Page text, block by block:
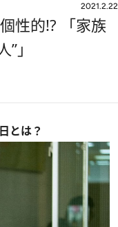
2021.2.22
性的!? 「家族
」
とは？